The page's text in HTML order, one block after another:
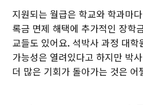
지원되는 월급은 학교와 학과마
록금 면제 해택에 추가적인 장학
교들도 있어요. 석박사 과정 대학
가능성은 열려있다고 하지만 박
더 많은 기회가 돌아가는 것은 어